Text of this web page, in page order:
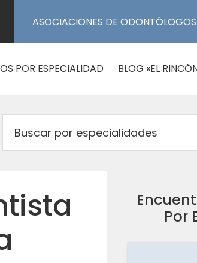
ASOCIACIONES DE ODONTÓLOGOS
POR ESPECIALIDAD BLOG «EL
Por